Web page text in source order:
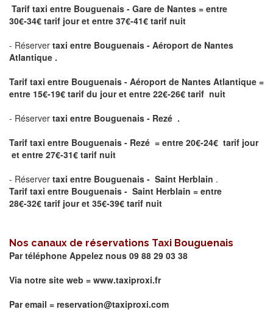
Tarif taxi entre Bouguenais - Gare de Nantes = entre
30€-34€ tarif jour et entre 37€-41€ tarif nuit
- Réserver taxi entre Bouguenais - Aéroport de Nantes
Atlantique .
Tarif taxi entre Bouguenais - Aéroport de Nantes Atlantique =
entre 15€-19€ tarif du jour et entre 22€-26€ tarif nuit
- Réserver taxi entre Bouguenais - Rezé .
Tarif taxi entre Bouguenais - Rezé = entre 20€-24€ tarif jour
et entre 27€-31€ tarif nuit
- Réserver taxi entre Bouguenais - Saint Herblain .
Tarif taxi entre Bouguenais - Saint Herblain = entre
28€-32€ tarif jour et 35€-39€ tarif nuit
Nos canaux de réservations Taxi Bouguenais
Par téléphone Appelez nous 09 88 29 03 38
Via notre site web = www.taxiproxi.fr
Par email = reservation@taxiproxi.com